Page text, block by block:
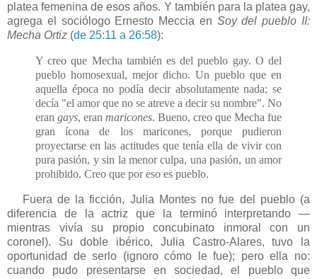
platea femenina de esos años. Y también para la platea gay,
agrega el sociólogo Ernesto Meccia en Soy del pueblo II:
Mecha Ortiz (de 25:11 a 26:58):
Y creo que Mecha también es del pueblo gay. O del
pueblo homosexual, mejor dicho. Un pueblo que en
aquella época no podía decir absolutamente nada; se
decía "el amor que no se atreve a decir su nombre". No
eran gays, eran maricones. Bueno, creo que Mecha fue
gran ícona de los maricones, porque pudieron
proyectarse en las actitudes que tenía ella de vivir con
pura pasión, y sin la menor culpa, una pasión, un amor
prohibido. Creo que por eso es pueblo.
Fuera de la ficción, Julia Montes no fue del pueblo (a
diferencia de la actriz que la terminó interpretando —
mientras vivía su propio concubinato inmoral con un
coronel). Su doble ibérico, Julia Castro-Alares, tuvo la
oportunidad de serlo (ignoro cómo le fue); pero ella no:
cuando pudo presentarse en sociedad, el pueblo que